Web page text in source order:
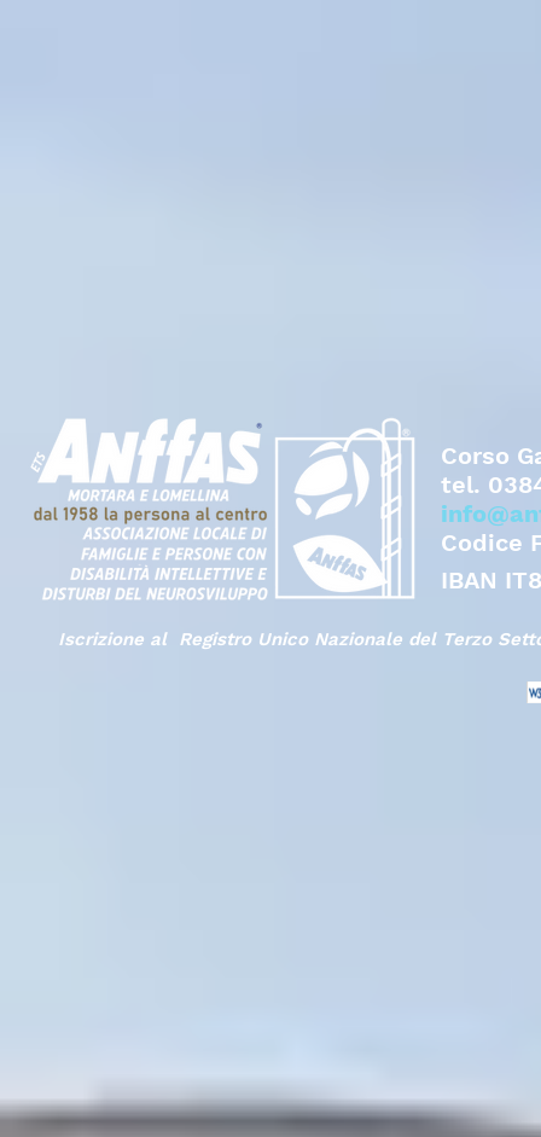
Corso
tel.
Codice
IBAN
Iscrizione al Registro Unico Nazionale del Terzo